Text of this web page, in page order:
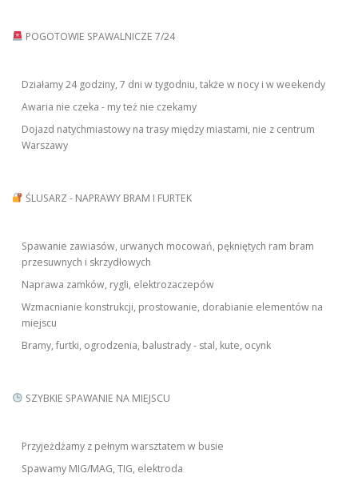
POGOTOWIE SPAWALNICZE 7/24
Działamy 24 godziny, 7 dni w tygodniu, także w nocy i w weekendy
Awaria nie czeka - my też nie czekamy
Dojazd natychmiastowy na trasy między miastami, nie z centrum
Warszawy
ŚLUSARZ - NAPRAWY BRAM I FURTEK
Spawanie zawiasów, urwanych mocowań, pękniętych ram bram
przesuwnych i skrzydłowych
Naprawa zamków, rygli, elektrozaczepów
Wzmacnianie konstrukcji, prostowanie, dorabianie elementów na
miejscu
Bramy, furtki, ogrodzenia, balustrady - stal, kute, ocynk
SZYBKIE SPAWANIE NA MIEJSCU
Przyjeżdżamy z pełnym warsztatem w busie
Spawamy MIG/MAG, TIG, elektroda